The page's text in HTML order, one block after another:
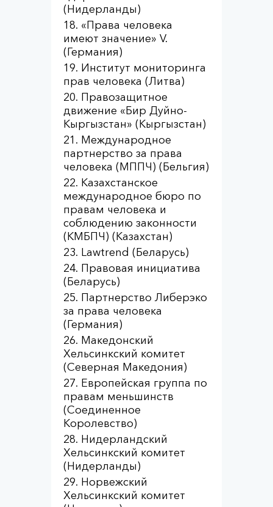
(Нидерланды)
«Права человека
имеют значение» V.
(Германия)
Институт мониторинга
прав человека (Литва)
Правозащитное
движение «Бир Дуйно-
Кыргызстан» (Кыргызстан)
Международное
партнерство за права
человека (МППЧ) (Бельгия)
Казахстанское
международное бюро по
правам человека и
соблюдению законности
(КМБПЧ) (Казахстан)
Lawtrend (Беларусь)
Правовая инициатива
(Беларусь)
Партнерство Либерэко
за права человека
(Германия)
Македонский
Хельсинкский комитет
(Северная Македония)
Европейская группа по
правам меньшинств
(Соединенное
Королевство)
Нидерландский
Хельсинкский комитет
(Нидерланды)
Норвежский
Хельсинкский комитет